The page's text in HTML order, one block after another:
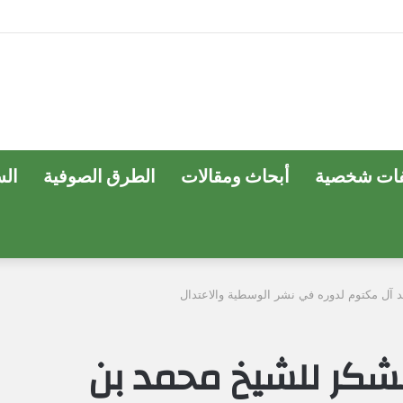
شخصية أبحاث ومقالات الطرق الصوفية
مكتوم لدوره في نشر الوسطية والاعتدال
للشيخ محمد بن